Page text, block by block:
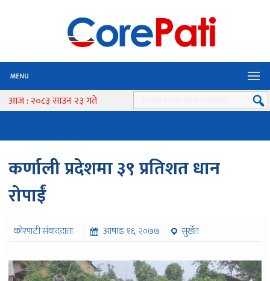
MENU
आज : २०८३ साउन २३ गते
कर्णाली प्रदेशमा ३९ प्रतिशत धान
रोपाईं
कोरपाटी संवाददाता आषाढ १६, २०७७
सुर्खेत